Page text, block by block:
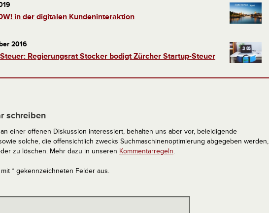
in der digitalen Kundeninteraktion
2016
Regierungsrat Stocker bodigt Zürcher Startup-Steuer
schreiben
einer offenen Diskussion interessiert, behalten uns aber vor, beleidigende
solche, die offensichtlich zwecks Suchmaschinenoptimierung abgegeben werden,
zu löschen. Mehr dazu in unseren Kommentarregeln.
* gekennzeichneten Felder aus.